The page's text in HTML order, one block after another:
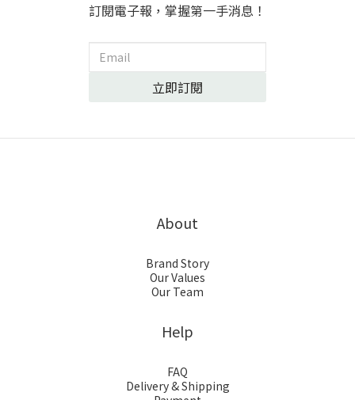
訂閱電子報，掌握第一手消息！
立即訂閱
About
Brand Story
Our Values
Our Team
Help
FAQ
Delivery & Shipping